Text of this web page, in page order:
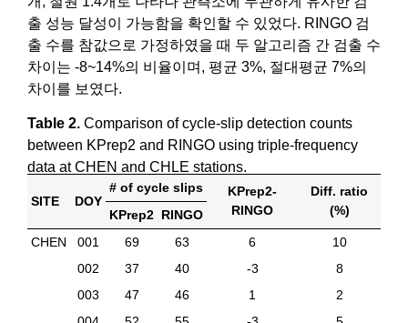
출 성능 달성이 가능함을 확인할 수 있었다. RINGO 검
출 수를 참값으로 가정하였을 때 두 알고리즘 간 검출 수
차이는 -8~14%의 비율이며, 평균 3%, 절대평균 7%의
차이를 보였다.
Table 2. Comparison of cycle-slip detection counts
between KPrep2 and RINGO using triple-frequency
data at CHEN and CHLE stations.
SITE DOY
# of cycle slips
KPrep2-
RINGO
Diff. ratio
(%)
KPrep2 RINGO
CHEN
001 69 63 6
10
002
37 40 -3
8
003
47 46 1
2